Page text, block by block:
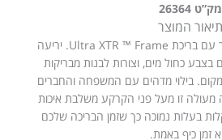
מק”ט 26364
תיאור המוצר
הגדל את חווית הבריכה שלך עם בריכת Ultra XTR ™ Frame. יריעה
כחול מים, וצורות לבנות מבריקות
בילוי מדהים עם המשפחה והחברים
זו מעל פני הקרקע משלבת איכות
בעלות נמוכה כך שזמן הבריכה שלכם
זמן כיף באמת.